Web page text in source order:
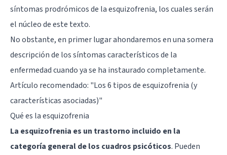
síntomas prodrómicos de la esquizofrenia, los cuales serán
el núcleo de este texto.
No obstante, en primer lugar ahondaremos en una somera
descripción de los síntomas característicos de la
enfermedad cuando ya se ha instaurado completamente.
Artículo recomendado: "Los 6 tipos de esquizofrenia (y
características asociadas)"
Qué es la esquizofrenia
La esquizofrenia es un trastorno incluido en la
categoría general de los cuadros psicóticos. Pueden